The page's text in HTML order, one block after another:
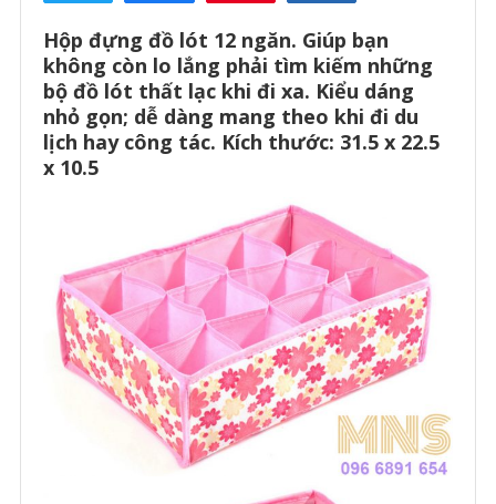
Hộp đựng đồ lót 12 ngăn. Giúp bạn
không còn lo lắng phải tìm kiếm những
bộ đồ lót thất lạc khi đi xa. Kiểu dáng
nhỏ gọn; dễ dàng mang theo khi đi du
lịch hay công tác. Kích thước: 31.5 x 22.5
x 10.5